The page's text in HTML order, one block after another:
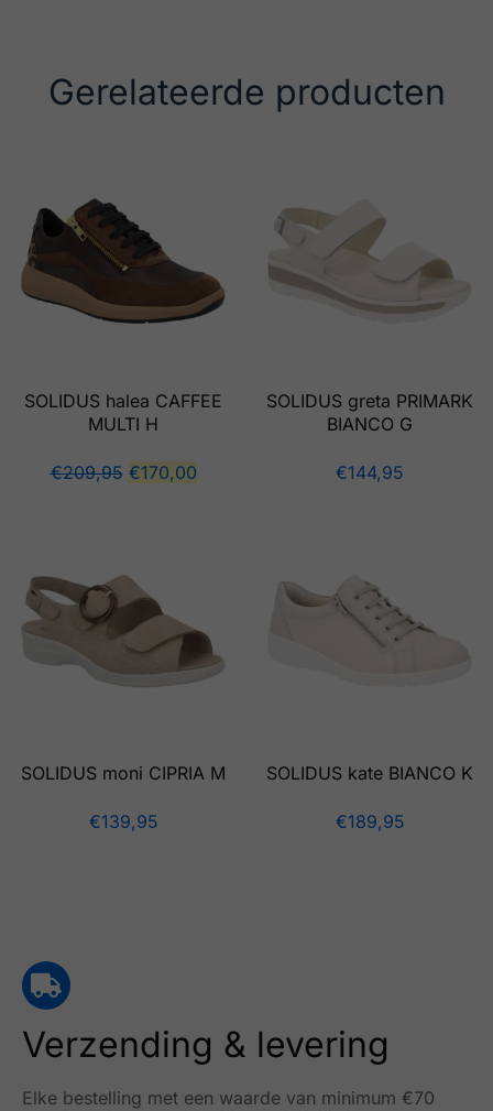
Gerelateerde producten
SOLIDUS halea CAFFEE
MULTI H
€209,95 €170,00
SOLIDUS greta PRIMARK
BIANCO G
€144,95
SOLIDUS moni CIPRIA M
€139,95
SOLIDUS kate BIANCO K
€189,95
Verzending & levering
Elke bestelling met een waarde van minimum €70